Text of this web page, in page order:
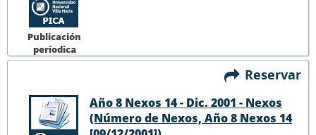
Publicación
períodica
Reservar
Año 8 Nexos 14 - Dic. 2001 - Nexos
(Número de Nexos, Año 8 Nexos 14